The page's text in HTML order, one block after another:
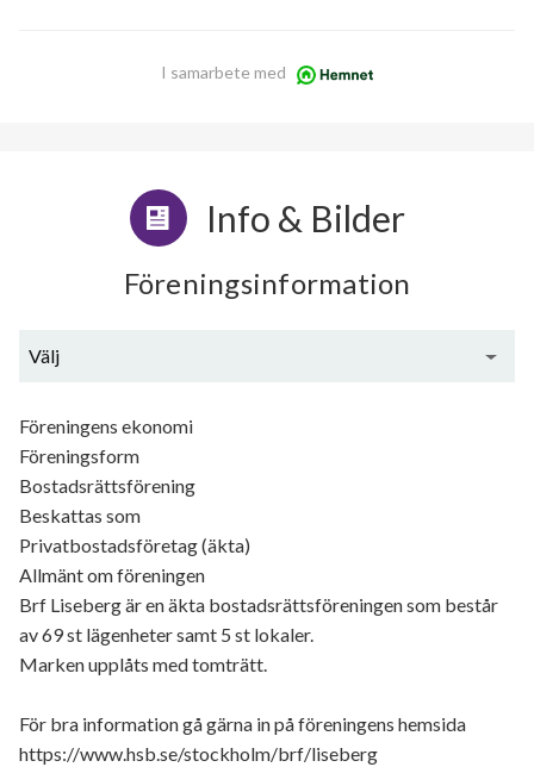
I samarbete med
Info & Bilder
Föreningsinformation
Välj
Föreningens ekonomi
Föreningsform
Bostadsrättsförening
Beskattas som
Privatbostadsföretag (äkta)
Allmänt om föreningen
Brf Liseberg är en äkta bostadsrättsföreningen som består
av 69 st lägenheter samt 5 st lokaler.
Marken upplåts med tomträtt.
För bra information gå gärna in på föreningens hemsida
https://www.hsb.se/stockholm/brf/liseberg